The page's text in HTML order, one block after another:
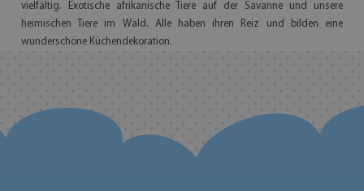
vielfältig. Exotische afrikanische Tiere auf der Savanne und unsere
heimischen Tiere im Wald. Alle haben ihren Reiz und bilden eine
wunderschöne Küchendekoration.